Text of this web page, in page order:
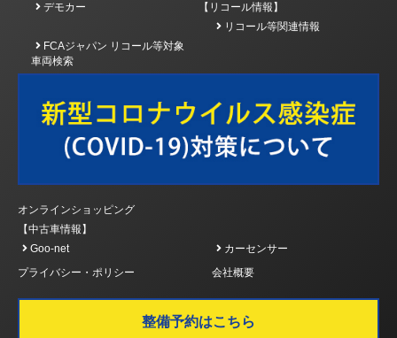
デモカー
【リコール情報】
リコール等関連情報
FCAジャパン リコール等対象
車両検索
オンラインショッピング
【中古車情報】
Goo-net
カーセンサー
プライバシー・ポリシー
会社概要
整備予約はこちら